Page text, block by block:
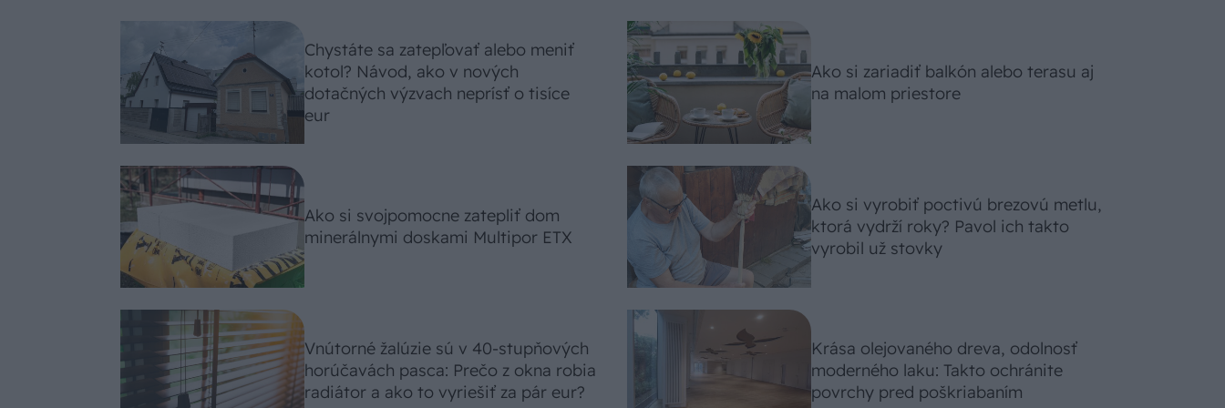
Chystáte sa zatepľovať alebo meniť
kotol? Návod, ako v nových
dotačných výzvach neprísť o tisíce
eur
Ako si svojpomocne zatepliť dom
minerálnymi doskami Multipor ETX
Vnútorné žalúzie sú v 40-stupňových
horúčavách pasca: Prečo z okna robia
radiátor a ako to vyriešiť za pár eur?
Ako si zariadiť balkón alebo terasu aj
na malom priestore
Ako si vyrobiť poctivú brezovú metlu,
ktorá vydrží roky? Pavol ich takto
vyrobil už stovky
Krása olejovaného dreva, odolnosť
moderného laku: Takto ochránite
povrchy pred poškriabaním